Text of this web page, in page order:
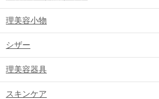
理美容小物
シザー
理美容器具
スキンケア